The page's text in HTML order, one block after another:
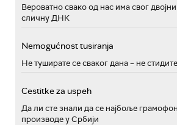
Вероватно свако од нас има свог
сличну ДНК
Nemogućnost tusiranja
Не туширате се сваког дана – не
Cestitke za uspeh
Да ли сте знали да се најбоље
производе у Србији